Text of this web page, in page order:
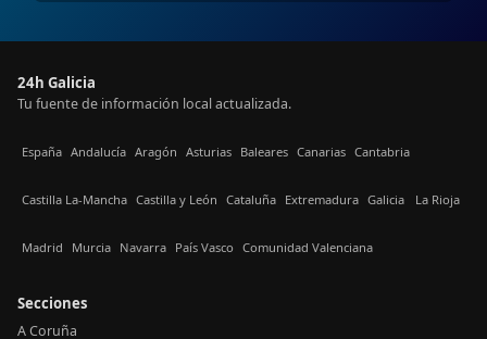
24h Galicia
Tu fuente de información local actualizada.
España Andalucía Aragón Asturias Baleares Canarias Cantabria
Castilla La-Mancha Castilla y León Cataluña Extremadura Galicia La Rioja
Madrid Murcia Navarra País Vasco Comunidad Valenciana
Secciones
A Coruña